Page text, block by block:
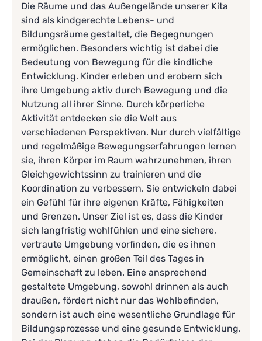
Die Räume und das Außengelände unserer Kita
sind als kindgerechte Lebens- und
Bildungsräume gestaltet, die Begegnungen
ermöglichen. Besonders wichtig ist dabei die
Bedeutung von Bewegung für die kindliche
Entwicklung. Kinder erleben und erobern sich
ihre Umgebung aktiv durch Bewegung und die
Nutzung all ihrer Sinne. Durch körperliche
Aktivität entdecken sie die Welt aus
verschiedenen Perspektiven. Nur durch vielfältige
und regelmäßige Bewegungserfahrungen lernen
sie, ihren Körper im Raum wahrzunehmen, ihren
Gleichgewichtssinn zu trainieren und die
Koordination zu verbessern. Sie entwickeln dabei
ein Gefühl für ihre eigenen Kräfte, Fähigkeiten
und Grenzen. Unser Ziel ist es, dass die Kinder
sich langfristig wohlfühlen und eine sichere,
vertraute Umgebung vorfinden, die es ihnen
ermöglicht, einen großen Teil des Tages in
Gemeinschaft zu leben. Eine ansprechend
gestaltete Umgebung, sowohl drinnen als auch
draußen, fördert nicht nur das Wohlbefinden,
sondern ist auch eine wesentliche Grundlage für
Bildungsprozesse und eine gesunde Entwicklung.